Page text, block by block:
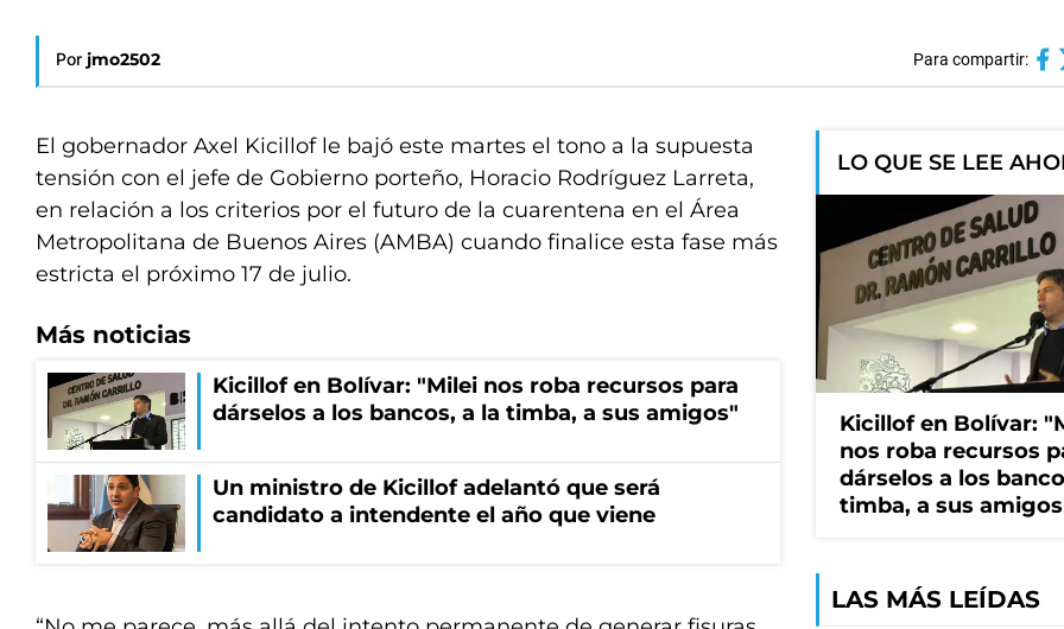
Por jmo2502 Para compartir:
El gobernador Axel Kicillof le bajó este martes el tono a la supuesta
tensión con el jefe de Gobierno porteño, Horacio Rodríguez Larreta,
en relación a los criterios por el futuro de la cuarentena en el Área
Metropolitana de Buenos Aires (AMBA) cuando finalice esta fase más
estricta el próximo 17 de julio.
Más noticias
Kicillof en Bolívar: "Milei nos roba recursos para
dárselos a los bancos, a la timba, a sus amigos"
Un ministro de Kicillof adelantó que será
candidato a intendente el año que viene
LO QUE SE LEE
Kicillof en Bolívar:
nos roba recursos
dárselos a los
timba, a sus
LAS MÁS LEÍDAS